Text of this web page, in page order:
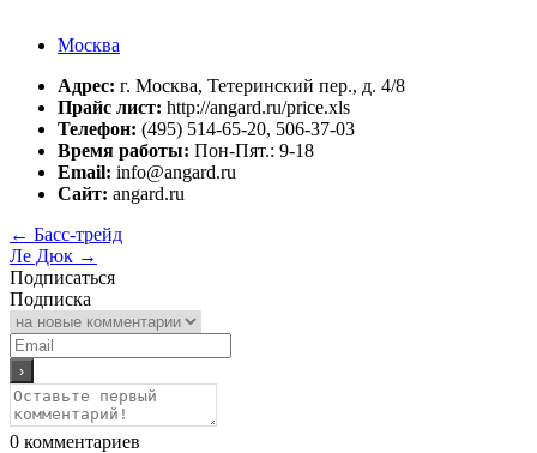
Москва
Адрес: г. Москва, Тетеринский пер., д. 4/8
Прайс лист: http://angard.ru/price.xls
Телефон: (495) 514-65-20, 506-37-03
Время работы: Пон-Пят.: 9-18
Email: info@angard.ru
Сайт: angard.ru
← Басс-трейд
Ле Дюк →
Подписаться
Подписка
0 комментариев